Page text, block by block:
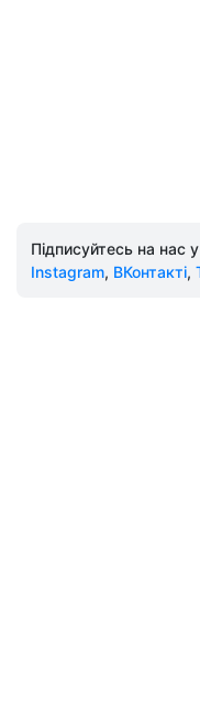
Підписуйтесь на нас
Instagram, ВКонтакті,